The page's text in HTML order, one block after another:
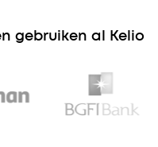
gebruiken al Kelio